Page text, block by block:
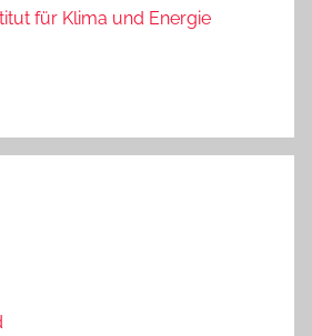
für Klima und Energie